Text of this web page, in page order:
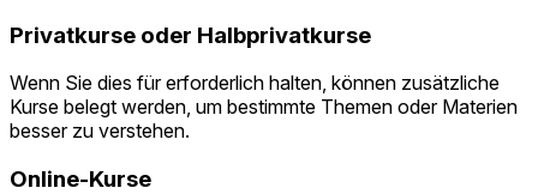
Privatkurse oder Halbprivatkurse
Wenn Sie dies für erforderlich halten, können zusätzliche
Kurse belegt werden, um bestimmte Themen oder Materien
besser zu verstehen.
Online-Kurse